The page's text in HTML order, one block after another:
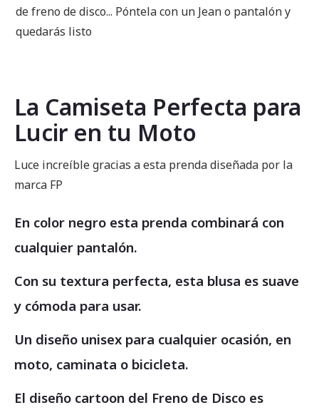
de freno de disco... Póntela con un Jean o pantalón y
quedarás listo
La Camiseta Perfecta para
Lucir en tu Moto
Luce increíble gracias a esta prenda diseñada por la
marca FP
En color negro esta prenda combinará con
cualquier pantalón.
Con su textura perfecta, esta blusa es suave
y cómoda para usar.
Un diseño unisex para cualquier ocasión, en
moto, caminata o bicicleta.
El diseño cartoon del Freno de Disco es